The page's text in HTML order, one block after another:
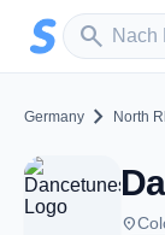
Zum Hauptinhalt
search
Sender
Germany chevron_right North
place